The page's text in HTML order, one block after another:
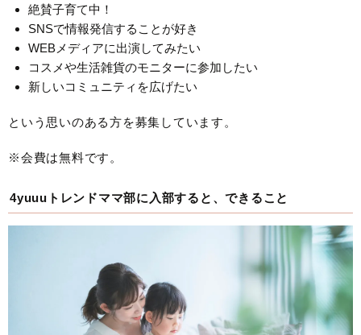
絶賛子育て中！
SNSで情報発信することが好き
WEBメディアに出演してみたい
コスメや生活雑貨のモニターに参加したい
新しいコミュニティを広げたい
という思いのある方を募集しています。
※会費は無料です。
4yuuuトレンドママ部に入部すると、できること